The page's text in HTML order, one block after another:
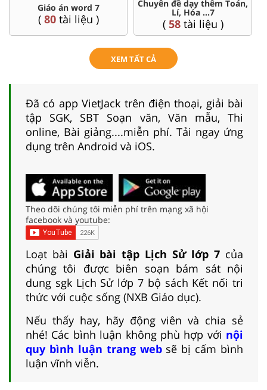
Đề thi HSG 7
(4 tài liệu )
Trắc nghiệm đúng sai 7
(57tài liệu )
XEM TẤT CẢ
Đã có app VietJack trên điện thoại, giải bài
tập SGK, SBT Soạn văn, Văn mẫu, Thi
online, Bài giảng....miễn phí. Tải ngay ứng
dụng trên Android và iOS.
Theo dõi chúng tôi miễn phí trên mạng xã hội
facebook và youtube:
Loạt bài Giải bài tập Lịch Sử lớp 7 của
chúng tôi được biên soạn bám sát nội
dung sgk Lịch Sử lớp 7 bộ sách Kết nối tri
thức với cuộc sống (NXB Giáo dục).
Nếu thấy hay, hãy động viên và chia sẻ
nhé! Các bình luận không phù hợp với nội
quy bình luận trang websẽ bị cấm bình
luận vĩnh viễn.